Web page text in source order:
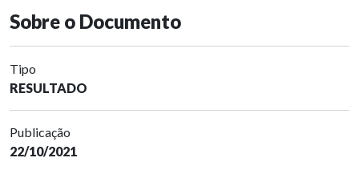
Sobre o Documento
Tipo
RESULTADO
Publicação
22/10/2021